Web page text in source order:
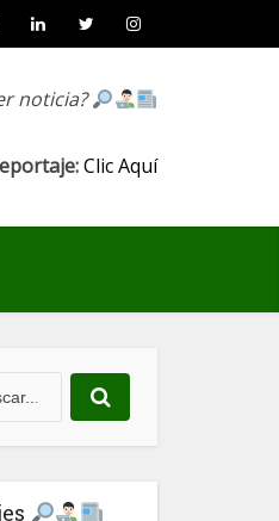
noticia?
Clic Aquí